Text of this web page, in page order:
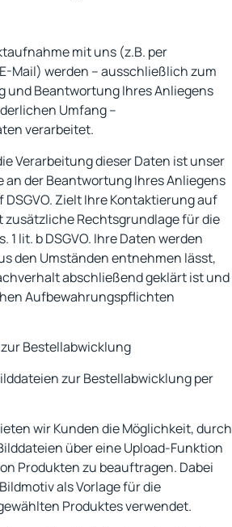
mit uns (z.B. per
Mail) werden – ausschließlich zum
und Beantwortung Ihres Anliegens
Umfang –
verarbeitet.
Verarbeitung dieser Daten ist unser
der Beantwortung Ihres Anliegens
DSGVO. Zielt Ihre Kontaktierung auf
zusätzliche Rechtsgrundlage für die
1 lit. b DSGVO. Ihre Daten werden
den Umständen entnehmen lässt,
abschließend geklärt ist und
Aufbewahrungspflichten
Bestellabwicklung
zur Bestellabwicklung per
wir Kunden die Möglichkeit, durch
über eine Upload-Funktion
Produkten zu beauftragen. Dabei
als Vorlage für die
Produktes verwendet.